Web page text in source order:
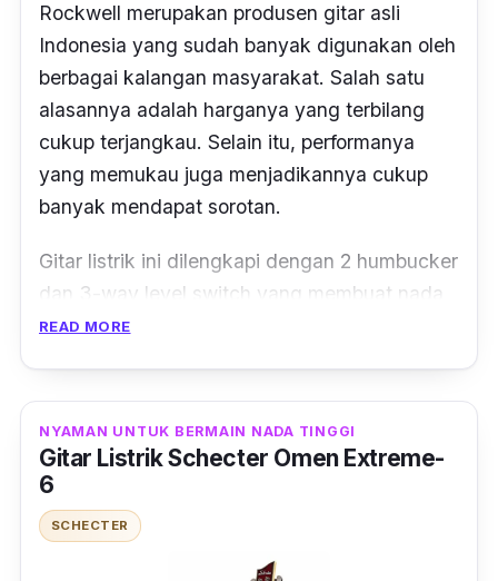
Rockwell merupakan produsen gitar asli
Indonesia yang sudah banyak digunakan oleh
berbagai kalangan masyarakat. Salah satu
alasannya adalah harganya yang terbilang
cukup terjangkau. Selain itu, performanya
yang memukau juga menjadikannya cukup
banyak mendapat sorotan.
Gitar listrik ini dilengkapi dengan 2 humbucker
dan 3-way level switch yang membuat nada
lebih beragam dan dapat memainkan berbagai
juga minimal. Di samping itu, warna coklat tua
kehitaman daribodygitar ini menjadikan
tampilannya semakin garang dan keren.
READ MORE
NYAMAN UNTUK BERMAIN NADA TINGGI
Gitar Listrik Schecter Omen Extreme-
6
SCHECTER